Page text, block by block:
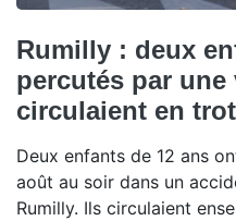
Rumilly : deux
percutés par
circulaient en
Deux enfants de 12 ans
août au soir dans un
Rumilly. Ils circulaient